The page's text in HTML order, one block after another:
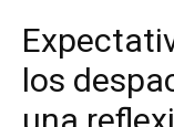
los